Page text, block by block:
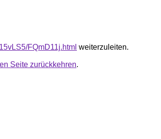
FQmD11j.html weiterzuleiten.
Seite zurückkehren.